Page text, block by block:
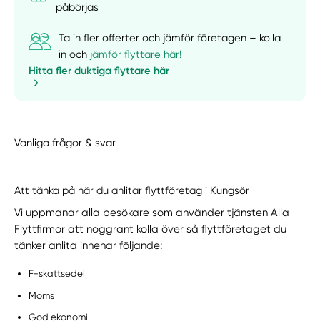
påbörjas
Ta in fler offerter och jämför företagen – kolla
in och jämför flyttare här!
Hitta fler duktiga flyttare här
Vanliga frågor & svar
Att tänka på när du anlitar flyttföretag i Kungsör
Vi uppmanar alla besökare som använder tjänsten Alla
Flyttfirmor att noggrant kolla över så flyttföretaget du
tänker anlita innehar följande:
F-skattsedel
Moms
God ekonomi